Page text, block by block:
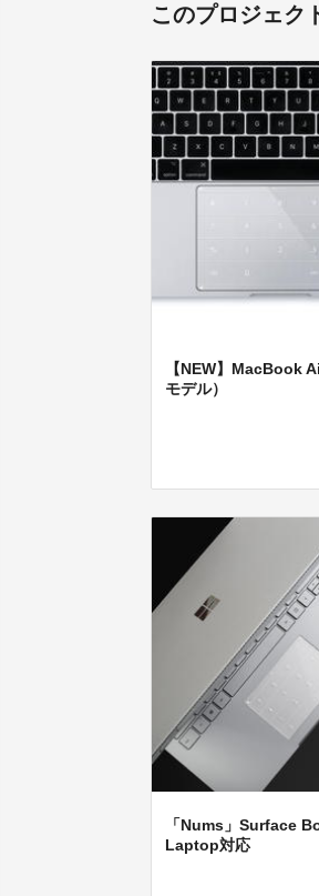
このプロジェク
【NEW】MacBook
モデル）
「Nums」Surface
Laptop対応